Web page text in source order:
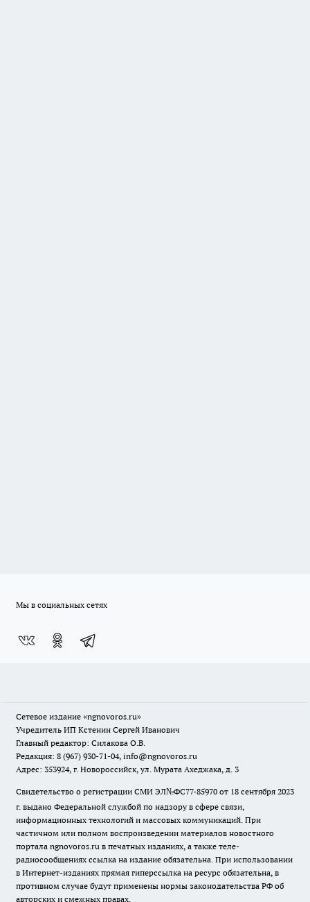
Мы в социальных сетях
Сетевое издание «ngnovoros.ru»
Учредитель ИП Кстенин Сергей Иванович
Главный редактор: Силакова О.В.
Редакция: 8 (967) 930-71-04, info@ngnovoros.ru
Адрес: 353924, г. Новороссийск, ул. Мурата Ахеджака, д. 3
Свидетельство о регистрации СМИ ЭЛ№ФС77-85970 от 18 сентября 2023
г. выдано Федеральной службой по надзору в сфере связи,
информационных технологий и массовых коммуникаций. При
частичном или полном воспроизведении материалов новостного
портала ngnovoros.ru в печатных изданиях, а также теле-
радиосообщениях ссылка на издание обязательна. При использовании
в Интернет-изданиях прямая гиперссылка на ресурс обязательна, в
противном случае будут применены нормы законодательства РФ об
авторских и смежных правах.